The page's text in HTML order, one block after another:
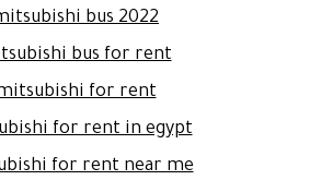
bus 2022
bus for rent
for rent
for rent in egypt
for rent near me